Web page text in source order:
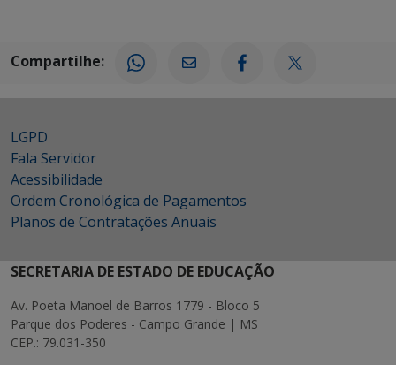
Compartilhe:
LGPD
Fala Servidor
Acessibilidade
Ordem Cronológica de Pagamentos
Planos de Contratações Anuais
SECRETARIA DE ESTADO DE EDUCAÇÃO
Av. Poeta Manoel de Barros 1779 - Bloco 5
Parque dos Poderes - Campo Grande | MS
CEP.: 79.031-350